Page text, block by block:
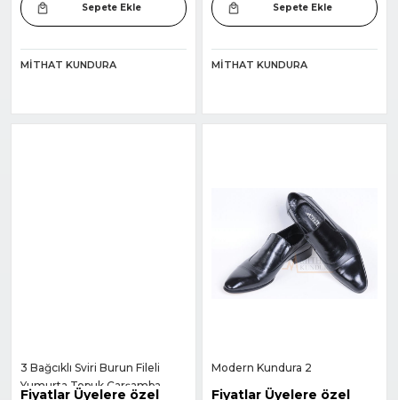
Sepete Ekle
MITHAT KUNDURA
Sepete Ekle
MITHAT KUNDURA
3 Bağcıklı Sviri Burun Fileli
Yumurta Topuk Çarşamba
Fiyatlar Üyelere özel
Modern Kundura 2
Fiyatlar Üyelere özel